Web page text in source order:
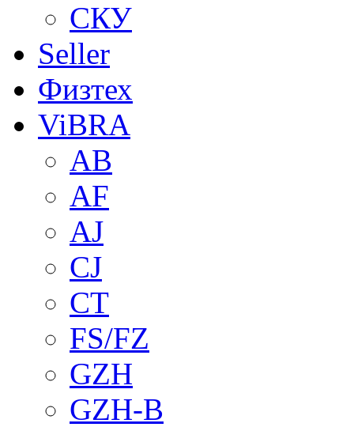
СКУ
Seller
Физтех
ViBRA
AB
AF
AJ
CJ
CT
FS/FZ
GZH
GZH-B